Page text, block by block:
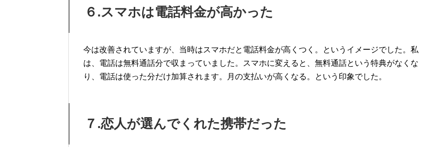
６ .スマホは電話料金が高かった
今は改善されていますが、当時はスマホだと電話料金が高くつく。というイメージでした。私
は、電話は無料通話分で収まっていました。スマホに変えると、無料通話という特典がなくな
り、電話は使った分だけ加算されます。月の支払いが高くなる。という印象でした。
７ .恋人が選んでくれた携帯だった